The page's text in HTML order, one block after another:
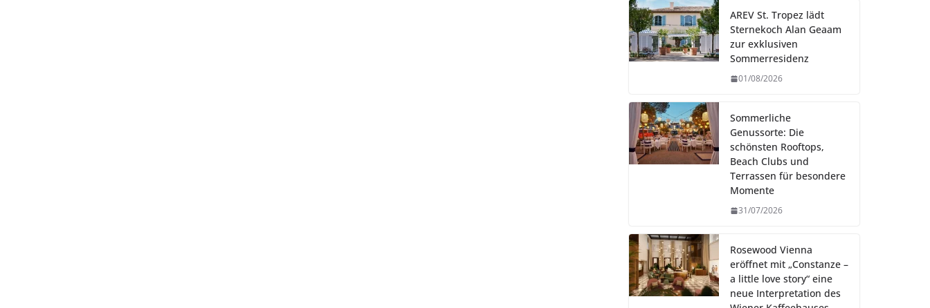
AREV St. Tropez lädt
Sternekoch Alan Geaam
zur exklusiven
Sommerresidenz
01/08/2026
Sommerliche
Genussorte: Die
schönsten Rooftops,
Beach Clubs und
Terrassen für besondere
Momente
31/07/2026
Rosewood Vienna
eröffnet mit „Constanze –
a little love story“ eine
neue Interpretation des